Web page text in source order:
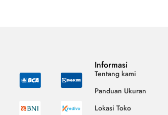
Informasi
Tentang kami
Panduan Ukuran
Lokasi Toko